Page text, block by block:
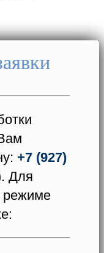
+7 (927)
Для
режиме